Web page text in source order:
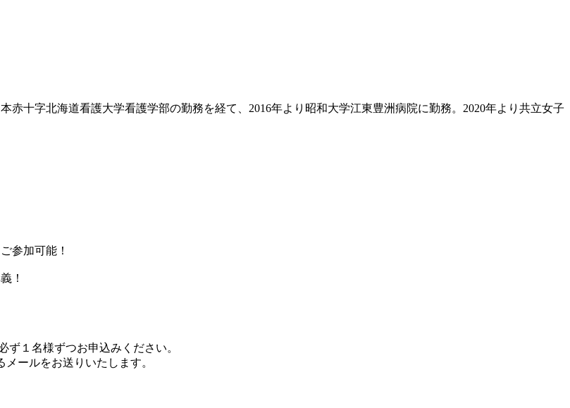
赤十字北海道看護大学看護学部の勤務を経て、2016年より昭和大学江東豊洲病院に勤務。2020年より共立女子
参加可能！
！
１名様ずつお申込みください。
ールをお送りいたします。